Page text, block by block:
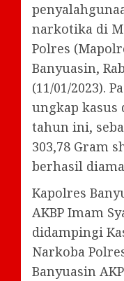
narkotika di
Polres
Banyuasin,
(11/01/2023).
ungkap kasus
tahun ini,
303,78 Gram
berhasil
Kapolres
AKBP Imam
didampingi
Narkoba
Banyuasin